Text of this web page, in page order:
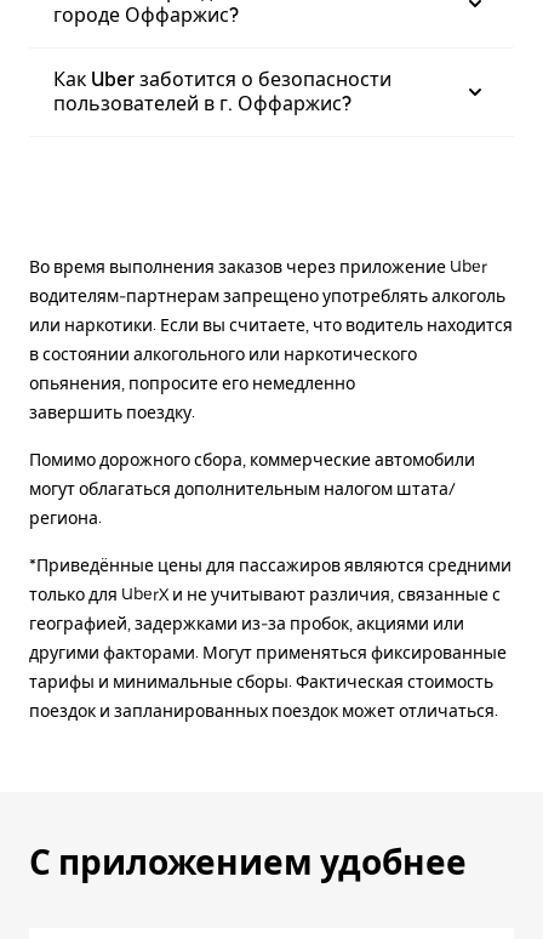
городе Оффаржис?
Как Uber заботится о безопасности
пользователей в г. Оффаржис?
Во время выполнения заказов через приложение Uber
водителям-партнерам запрещено употреблять алкоголь
или наркотики. Если вы считаете, что водитель находится
в состоянии алкогольного или наркотического
опьянения, попросите его немедленно
завершить поездку.
Помимо дорожного сбора, коммерческие автомобили
могут облагаться дополнительным налогом штата/
региона.
*Приведённые цены для пассажиров являются средними
только для UberX и не учитывают различия, связанные с
географией, задержками из-за пробок, акциями или
другими факторами. Могут применяться фиксированные
тарифы и минимальные сборы. Фактическая стоимость
поездок и запланированных поездок может отличаться.
С приложением удобнее